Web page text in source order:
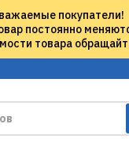
покупатели!
постоянно
товара